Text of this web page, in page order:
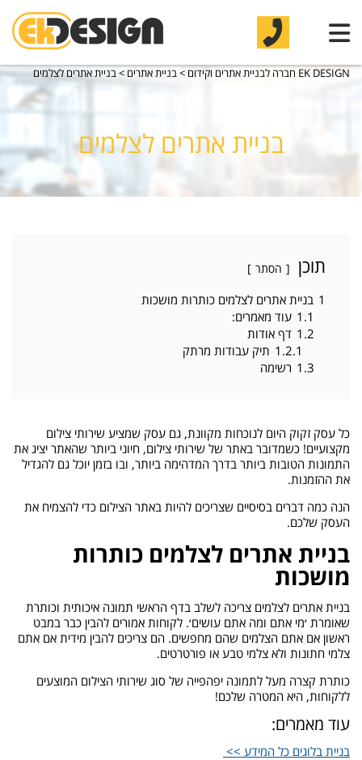
EK DESIGN חברה לבניית אתרים וקידום >בניית אתרים >בניית אתרים לצלמים
בניית אתרים לצלמים
תוכן הסתר
1 בניית אתרים לצלמים כותרות מושכות
1.1 עוד מאמרים:
1.2 דף אודות
1.2.1 תיק עבודות מרתק
1.3 רשימה
כל עסק זקוק היום לנוכחות מקוונת, גם עסק שמציע שירותי צילום
מקצועיים! כשמדובר באתר של שירותי צילום, חיוני ביותר שהאתר יציג את
התמונות הטובות ביותר בדרך המדהימה ביותר, ובו בזמן יוכל גם להגדיל
את ההזמנות.
הנה כמה דברים בסיסיים שצריכים להיות באתר הצילום כדי להצמיח את
העסק שלכם.
בניית אתרים לצלמים כותרות
מושכות
בניית אתרים לצלמים צריכה לשלב בדף הראשי תמונה איכותית וכותרת
שאומרת ׳מי אתם ומה אתם עושים׳. לקוחות אמורים להבין כבר במבט
ראשון אם אתם הצלמים שהם מחפשים. הם צריכים להבין מידית אם אתם
צלמי חתונות ולא צלמי טבע או פורטרטים.
כותרת קצרה מעל לתמונה יפהפייה של סוג שירותי הצילום המוצעים
ללקוחות, היא המטרה שלכם!
עוד מאמרים:
בניית בלוגים כל המידע >>